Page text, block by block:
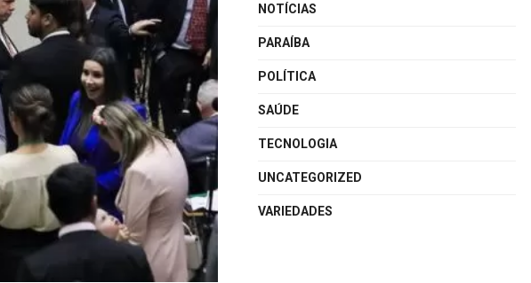
NOTÍCIAS
PARAÍBA
POLÍTICA
SAÚDE
TECNOLOGIA
UNCATEGORIZED
VARIEDADES